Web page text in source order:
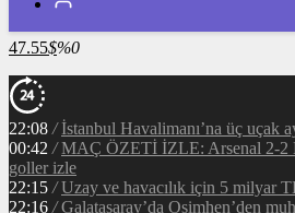
TETHER
47.55$%0
22:08 / İstanbul Havalimanı’na üç uçak
00:42 / MAÇ ÖZETİ İZLE: Arsenal 2-2
goller izle
22:15 / Uzay ve havacılık için 5 milyar
22:16 / Galatasaray’da Osimhen’den